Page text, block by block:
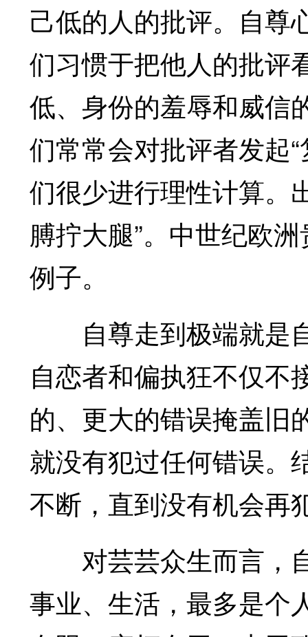
己低的人的批评。自尊
们习惯于把他人的批评
低、身份的羞辱和威信
们常常会对批评者发起
们很少进行理性计算。
膊拧大腿”。中世纪欧
例子。
自尊走到极端就是
自恋者和偏执狂不仅不
的、更大的错误掩盖旧
就没有犯过任何错误。
不断，直到没有机会再
对芸芸众生而言，
事业、生活，最多是个